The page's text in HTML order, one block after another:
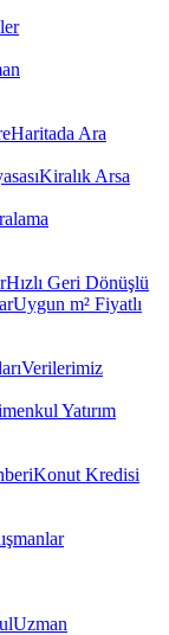
Haritada Ara
Kiralık Arsa
Hızlı Geri Dönüşlü
Uygun m² Fiyatlı
Verilerimiz
Yatırım
Konut Kredisi
Uzman